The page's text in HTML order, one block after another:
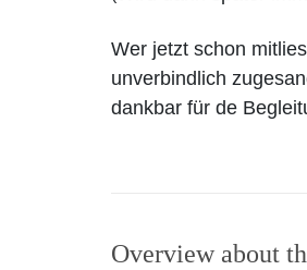
Wer jetzt schon
unverbindlich
dankbar für de
Overview about